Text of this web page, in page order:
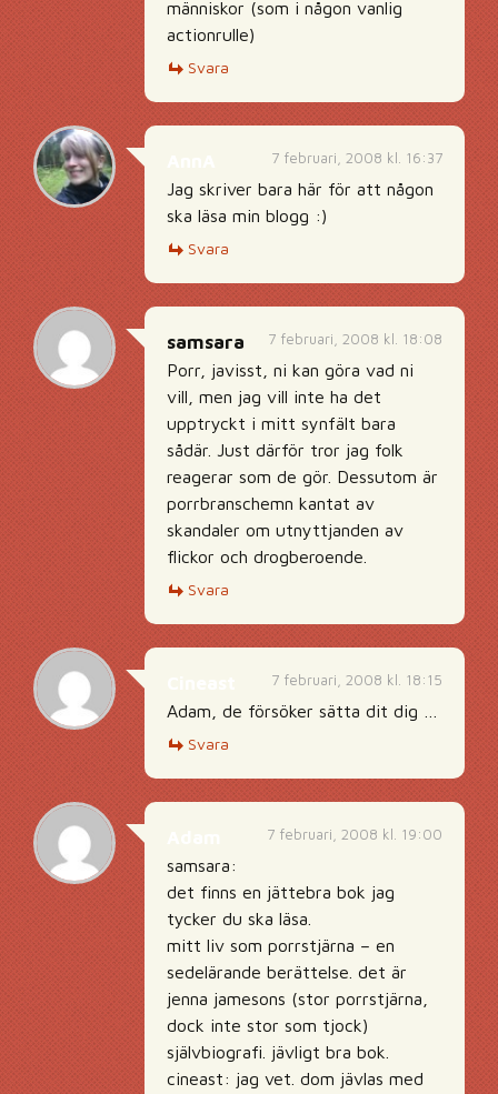
människor (som i någon vanlig
actionrulle)
Svara
7 februari, 2008 kl. 16:37
Jag skriver bara här för att någon
ska läsa min blogg :)
Svara
7 februari, 2008 kl. 18:08
samsara
Porr, javisst, ni kan göra vad ni
vill, men jag vill inte ha det
upptryckt i mitt synfält bara
sådär. Just därför tror jag folk
reagerar som de gör. Dessutom är
porrbranschemn kantat av
skandaler om utnyttjanden av
flickor och drogberoende.
Svara
7 februari, 2008 kl. 18:15
Adam, de försöker sätta dit dig …
Svara
7 februari, 2008 kl. 19:00
samsara:
det finns en jättebra bok jag
tycker du ska läsa.
mitt liv som porrstjärna – en
sedelärande berättelse. det är
jenna jamesons (stor porrstjärna,
dock inte stor som tjock)
självbiografi. jävligt bra bok.
cineast: jag vet. dom jävlas med